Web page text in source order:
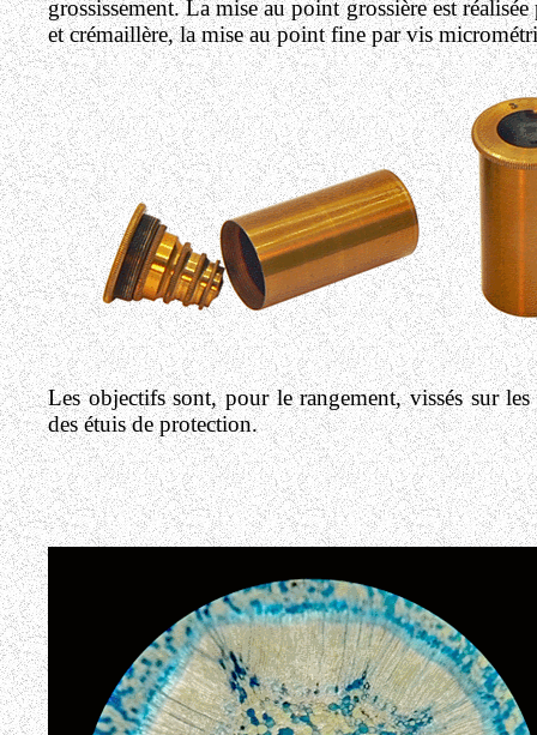
grossissement. La mise au point grossière est
et crémaillère, la mise au point fine par vis
Les objectifs sont, pour le rangement, vissés sur les
des étuis de protection.